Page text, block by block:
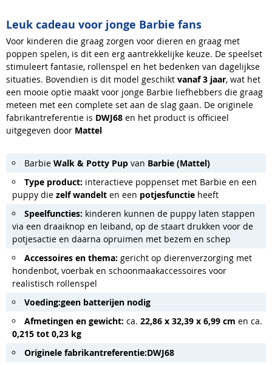
Leuk cadeau voor jonge Barbie fans
Voor kinderen die graag zorgen voor dieren en graag met
poppen spelen, is dit een erg aantrekkelijke keuze. De speelset
stimuleert fantasie, rollenspel en het bedenken van dagelijkse
situaties. Bovendien is dit model geschikt vanaf 3 jaar, wat het
een mooie optie maakt voor jonge Barbie liefhebbers die graag
meteen met een complete set aan de slag gaan. De originele
fabrikantreferentie is DWJ68 en het product is officieel
uitgegeven door Mattel
Barbie Walk & Potty Pup van Barbie (Mattel)
Type product: interactieve poppenset met Barbie en een
puppy die zelf wandelt en een potjesfunctie heeft
Speelfuncties: kinderen kunnen de puppy laten stappen
via een draaiknop en leiband, op de staart drukken voor de
potjesactie en daarna opruimen met bezem en schep
Accessoires en thema: gericht op dierenverzorging met
hondenbot, voerbak en schoonmaakaccessoires voor
realistisch rollenspel
Voeding:geen batterijen nodig
Afmetingen en gewicht: ca. 22,86 x 32,39 x 6,99 cm en ca.
0,215 tot 0,23 kg
Originele fabrikantreferentie:DWJ68